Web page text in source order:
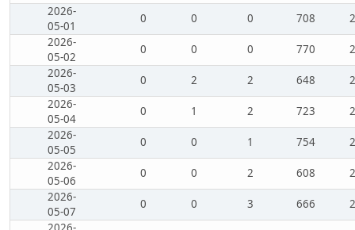
2026-
05-01
0 0 0 708
2026-
05-02
0 0 0 770
2026-
05-03
0 2 2 648
2026-
05-04
0 1 2 723
2026-
05-05
0 0 1 754
2026-
05-06
0 0 2 608
2026-
05-07
0 0 3 666